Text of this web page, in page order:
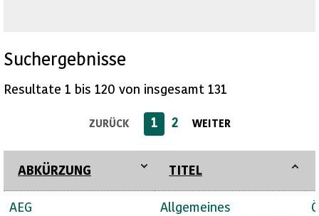
Suchergebnisse
Resultate 1 bis 120 von insgesamt 131
ZURÜCK 1 2 WEITER
ABKÜRZUNG TITEL
AEG
Allgemeines